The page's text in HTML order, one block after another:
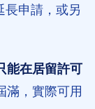
申請，或另
能在居留許可
滿，實際可用